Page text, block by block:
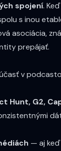
spojení.
s inou
asociácia,
prepájať.
v
Hunt, G2,
— aj